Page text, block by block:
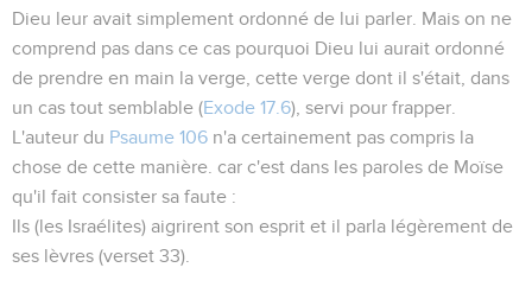
Dieu leur avait simplement ordonné de lui parler. Mais on ne
comprend pas dans ce cas pourquoi Dieu lui aurait ordonné
de prendre en main la verge, cette verge dont il s'était, dans
un cas tout semblable (Exode 17.6), servi pour frapper.
L'auteur du Psaume 106 n'a certainement pas compris la
chose de cette manière. car c'est dans les paroles de Moïse
qu'il fait consister sa faute :
Ils (les Israélites) aigrirent son esprit et il parla légèrement de
ses lèvres (verset 33).